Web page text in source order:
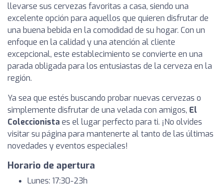
llevarse sus cervezas favoritas a casa, siendo una
excelente opción para aquellos que quieren disfrutar de
una buena bebida en la comodidad de su hogar. Con un
enfoque en la calidad y una atención al cliente
excepcional, este establecimiento se convierte en una
parada obligada para los entusiastas de la cerveza en la
región.
Ya sea que estés buscando probar nuevas cervezas o
simplemente disfrutar de una velada con amigos, El
Coleccionistaes el lugar perfecto para ti. ¡No olvides
visitar su página para mantenerte al tanto de las últimas
novedades y eventos especiales!
Horario de apertura
Lunes: 17:30-23h